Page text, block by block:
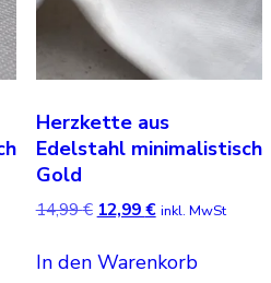
der
Herzkette aus
Edelstahl minimalistisch
Gold
14,99€ Ursprünglicher
war:
12,99€Aktueller
ist:
inkl. MwSt
In den Warenkorb